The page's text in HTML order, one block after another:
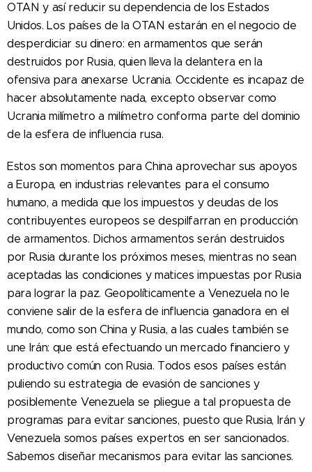
OTAN y así reducir su dependencia de los Estados
Unidos. Los países de la OTAN estarán en el negocio de
desperdiciar su dinero: en armamentos que serán
destruidos por Rusia, quien lleva la delantera en la
ofensiva para anexarse Ucrania. Occidente es incapaz de
hacer absolutamente nada, excepto observar como
Ucrania milímetro a milímetro conforma parte del dominio
de la esfera de influencia rusa.
Estos son momentos para China aprovechar sus apoyos
a Europa, en industrias relevantes para el consumo
humano, a medida que los impuestos y deudas de los
contribuyentes europeos se despilfarran en producción
de armamentos. Dichos armamentos serán destruidos
por Rusia durante los próximos meses, mientras no sean
aceptadas las condiciones y matices impuestas por Rusia
para lograr la paz. Geopolíticamente a Venezuela no le
conviene salir de la esfera de influencia ganadora en el
mundo, como son China y Rusia, a las cuales también se
une Irán: que está efectuando un mercado financiero y
productivo común con Rusia. Todos esos países están
puliendo su estrategia de evasión de sanciones y
posiblemente Venezuela se pliegue a tal propuesta de
programas para evitar sanciones, puesto que Rusia, Irán y
Venezuela somos países expertos en ser sancionados.
Sabemos diseñar mecanismos para evitar las sanciones.